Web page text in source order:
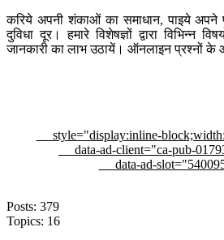
करिये अपनी शंकाओं का समाधान, पाइये अपने
दुविधा दूर। हमारे विशेषज्ञों द्वारा विभिन्न
जानकारी का लाभ उठायें। ऑनलाइन प्रश्नों के
style="display:inline-
data-ad-client="ca-pub-
data-ad-
Posts: 379
Topics: 16